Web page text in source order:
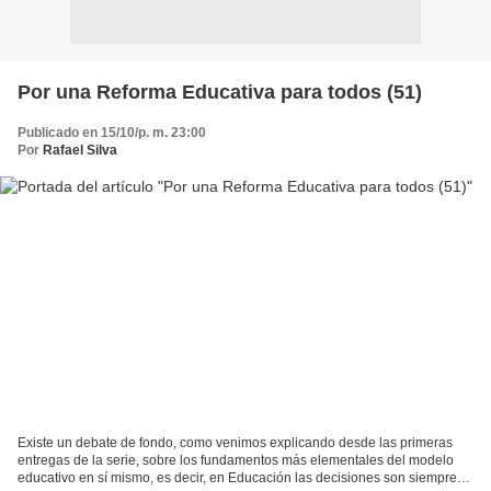
Por una Reforma Educativa para todos (51)
Publicado en 15/10/p. m. 23:00
Por Rafael Silva
Existe un debate de fondo, como venimos explicando desde las primeras
entregas de la serie, sobre los fundamentos más elementales del modelo
educativo en sí mismo, es decir, en Educación las decisiones son siempre